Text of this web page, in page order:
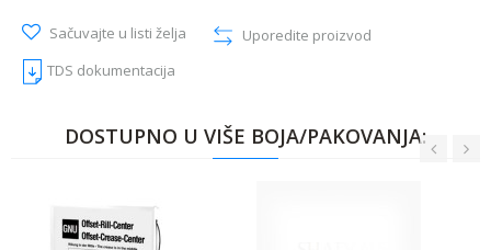
Sačuvajte u listi želja
Uporedite proizvod
TDS dokumentacija
DOSTUPNO U VIŠE BOJA/PAKOVANJA: